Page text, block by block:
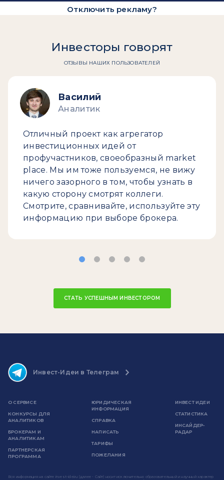
Отключить рекламу?
Инвесторы говорят
ОТЗЫВЫ НАШИХ ПОЛЬЗОВАТЕЛЕЙ
Василий
Аналитик
Отличный проект как агрегатор
инвестиционных идей от
профучастников, своеобразный market
place. Мы им тоже пользуемся, не вижу
ничего зазорного в том, чтобы узнать в
какую сторону смотрят коллеги.
Смотрите, сравнивайте, используйте эту
информацию при выборе брокера.
СТАТЬ УСПЕШНЫМ ИНВЕСТОРОМ
Инвест-Идеи в Телеграм
О СЕРВИСЕ
КОНКУРСЫ ДЛЯ
АНАЛИТИКОВ
БРОКЕРАМ И
АНАЛИТИКАМ
ПАРТНЕРСКАЯ
ПРОГРАММА
ЮРИДИЧЕСКАЯ
ИНФОРМАЦИЯ
СПРАВКА
НАПИСАТЬ
ТАРИФЫ
ПОЖЕЛАНИЯ
ИНВЕСТ ИДЕИ
СТАТИСТИКА
ИНСАЙДЕР-
РАДАР
Вся информация на сайте invest-idei.ru (далее - Сайт) носит исключительно образовательный и научный характер